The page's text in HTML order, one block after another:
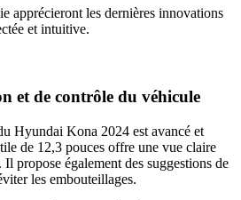
apprécieront les dernières innovations
et intuitive.
et de contrôle du véhicule
Hyundai Kona 2024 est avancé et
de 12,3 pouces offre une vue claire
Il propose également des suggestions de
les embouteillages.